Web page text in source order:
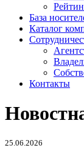
База
Каталог
Контакты
25.06.2026